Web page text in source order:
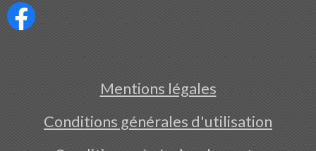
Mentions légales
Conditions générales d'utilisation